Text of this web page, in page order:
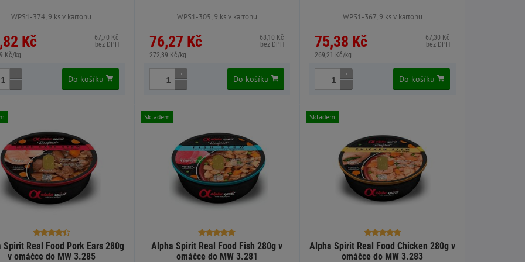
WPS1-374, 9 ks v kartonu
Kč
Kč/kg
67,70 Kč
bez DPH
+
-
Do košíku
WPS1-305, 9 ks v kartonu
76,27 Kč
272,39 Kč/kg
68,10 Kč
bez DPH
+
-
Do košíku
WPS1-367, 9 ks v kartonu
75,38 Kč
269,21 Kč/kg
67,30 Kč
bez DPH
+
-
Do košíku
Spirit Real Food Pork Ears 280g
v omáčce do MW 3.285
Alpha Spirit Real Food Fish 280g v
omáčce do MW 3.281
Skladem
Alpha Spirit Real Food Chicken 280g v
omáčce do MW 3.283
Skladem